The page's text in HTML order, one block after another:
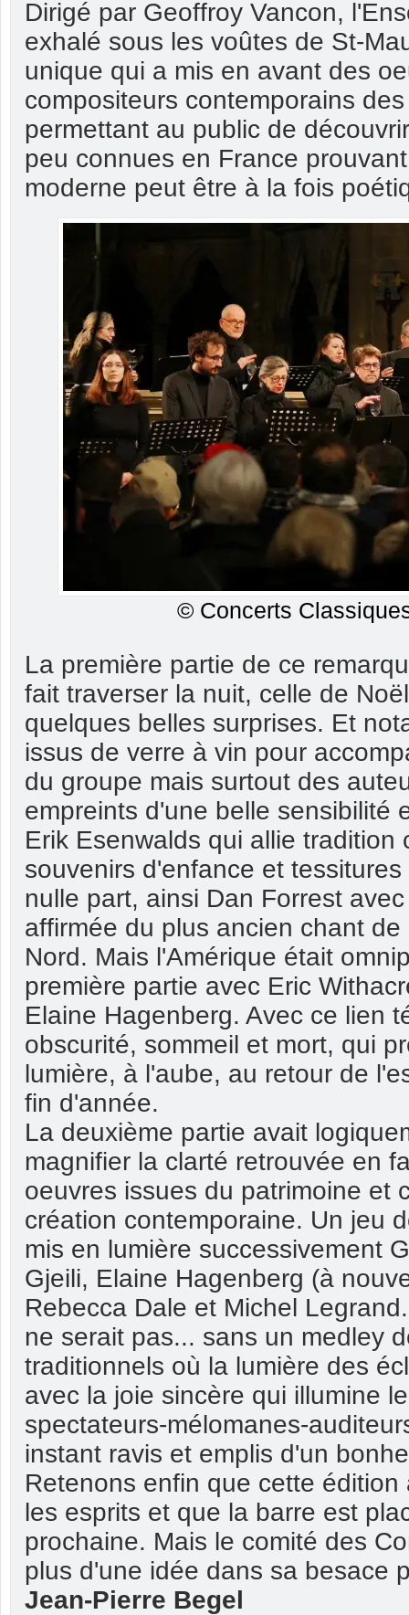
Dirigé par Geoffroy Vancon,
exhalé sous les voûtes de St-
unique qui a mis en avant des
compositeurs contemporains
permettant au public de
peu connues en France
moderne peut être à la fois
© Concerts
La première partie de ce
fait traverser la nuit, celle de
quelques belles surprises. Et
issus de verre à vin pour
du groupe mais surtout des
empreints d'une belle sensibilité
Erik Esenwalds qui allie tradition
souvenirs d'enfance et
nulle part, ainsi Dan Forrest
affirmée du plus ancien chant
Nord. Mais l'Amérique était
première partie avec Eric
Elaine Hagenberg. Avec ce lien
obscurité, sommeil et mort, qui
lumière, à l'aube, au retour de
fin d'année.
La deuxième partie avait
magnifier la clarté retrouvée en
oeuvres issues du patrimoine et
création contemporaine. Un jeu
mis en lumière successivement
Gjeili, Elaine Hagenberg (à
Rebecca Dale et Michel
ne serait pas... sans un medley
traditionnels où la lumière des
avec la joie sincère qui illumine
spectateurs-mélomanes-
instant ravis et emplis d'un
Retenons enfin que cette
les esprits et que la barre est
prochaine. Mais le comité des
plus d'une idée dans sa besace
Jean-Pierre Begel